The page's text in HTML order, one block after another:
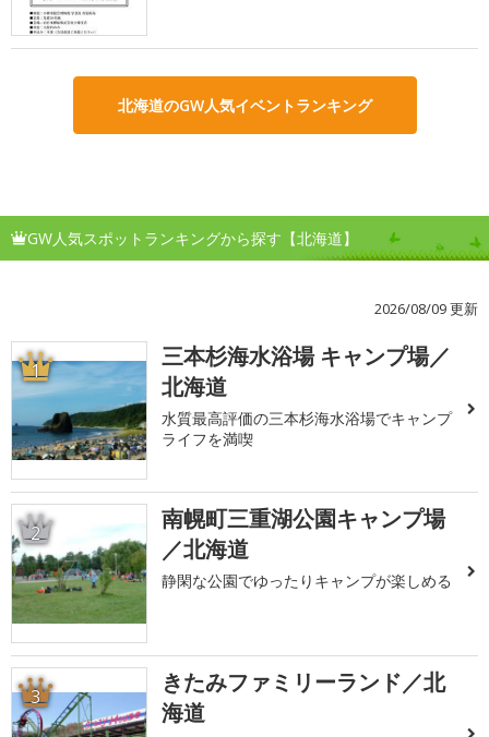
北海道のGW人気イベントランキング
GW人気スポットランキングから探す【北海道】
2026/08/09 更新
1
三本杉海水浴場 キャンプ場／
北海道
水質最高評価の三本杉海水浴場でキャンプ
ライフを満喫
2
南幌町三重湖公園キャンプ場
／北海道
静閑な公園でゆったりキャンプが楽しめる
3
きたみファミリーランド／北
海道